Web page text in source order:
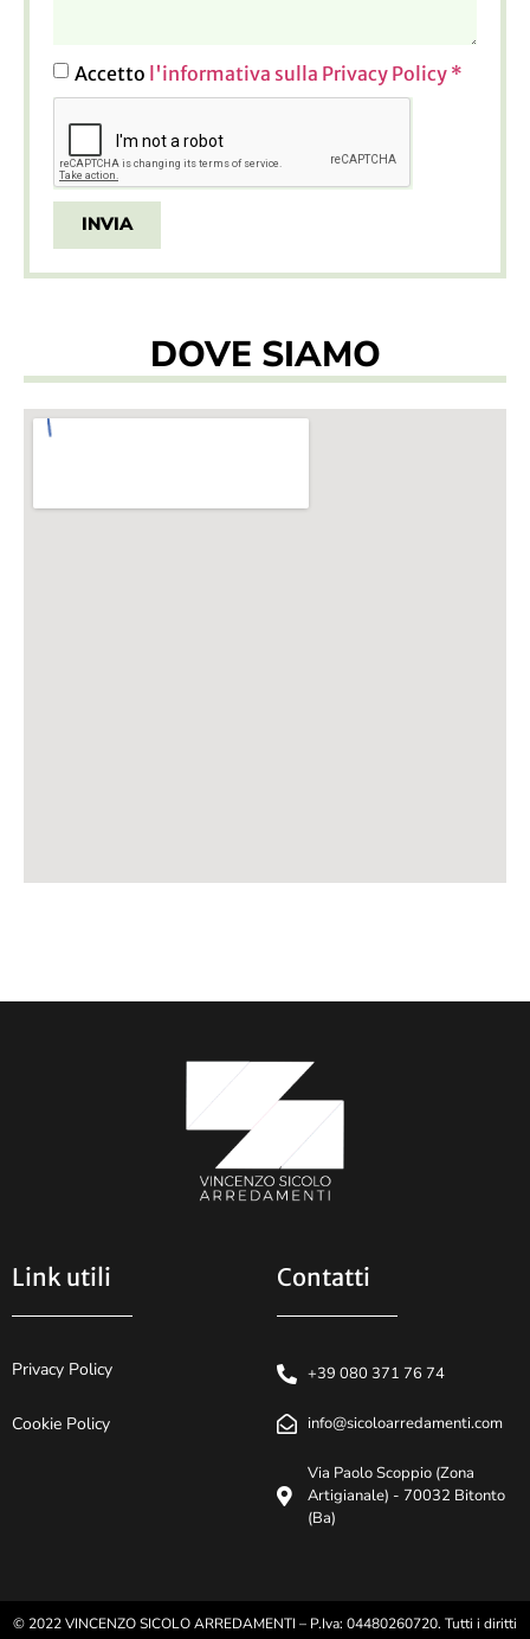
Accetto l'informativa sulla Privacy Policy *
INVIA
DOVE SIAMO
Link utili
Privacy Policy
Cookie Policy
Contatti
+39 080 371 76 74
info@sicoloarredamenti.com
Via Paolo Scoppio (Zona
Artigianale) - 70032 Bitonto
(Ba)
© 2022 VINCENZO SICOLO ARREDAMENTI – P.Iva: 04480260720. Tutti i diritti